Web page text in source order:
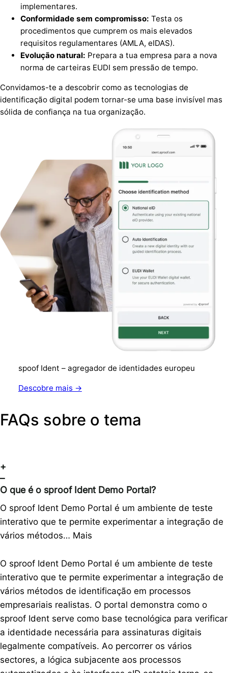
implementares.
Conformidade sem compromisso: Testa os
procedimentos que cumprem os mais elevados
requisitos regulamentares (AMLA, eIDAS).
Evolução natural: Prepara a tua empresa para a nova
norma de carteiras EUDI sem pressão de tempo.
Convidamos-te a descobrir como as tecnologias de
identificação digital podem tornar-se uma base invisível mas
sólida de confiança na tua organização.
spoof Ident – agregador de identidades europeu
Descobre mais →
FAQs sobre o tema
+
–
O que é o sproof Ident Demo Portal?
O sproof Ident Demo Portal é um ambiente de teste
interativo que te permite experimentar a integração de
vários métodos… Mais
O sproof Ident Demo Portal é um ambiente de teste
interativo que te permite experimentar a integração de
vários métodos de identificação em processos
empresariais realistas. O portal demonstra como o
sproof Ident serve como base tecnológica para verificar
a identidade necessária para assinaturas digitais
legalmente compatíveis. Ao percorrer os vários
sectores, a lógica subjacente aos processos